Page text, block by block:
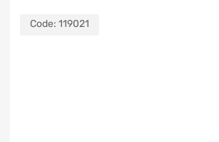
Code: 119021